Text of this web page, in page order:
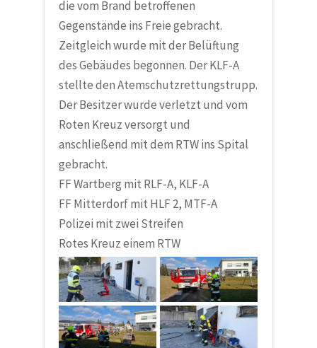
die vom Brand betroffenen
Gegenstände ins Freie gebracht.
Zeitgleich wurde mit der Belüftung
des Gebäudes begonnen. Der KLF-A
stellte den Atemschutzrettungstrupp.
Der Besitzer wurde verletzt und vom
Roten Kreuz versorgt und
anschließend mit dem RTW ins Spital
gebracht.
FF Wartberg mit RLF-A, KLF-A
FF Mitterdorfmit HLF 2, MTF-A
Polizei mit zwei Streifen
Rotes Kreuz einem RTW